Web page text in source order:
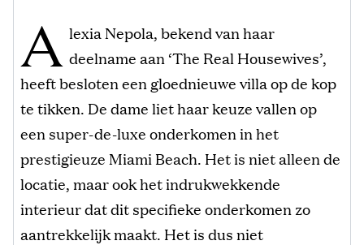
A lexia Nepola, bekend van haar
deelname aan ‘The Real Housewives’,
heeft besloten een gloednieuwe villa op de kop
te tikken. De dame liet haar keuze vallen op
een super-de-luxe onderkomen in het
prestigieuze Miami Beach. Het is niet alleen de
locatie, maar ook het indrukwekkende
interieur dat dit specifieke onderkomen zo
aantrekkelijk maakt. Het is dus niet